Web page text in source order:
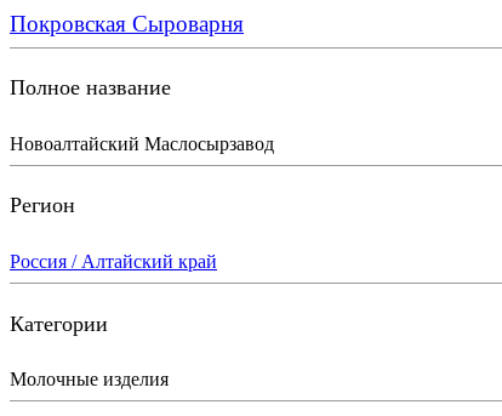
Покровская Сыроварня
Полное название
Новоалтайский Маслосырзавод
Регион
Россия / Алтайский край
Категории
Молочные изделия